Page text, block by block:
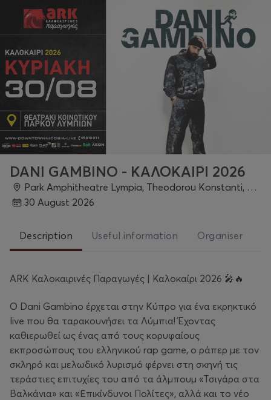
DANI GAMBINO - ΚΑΛΟΚΑΙΡΙ 2026
Park Amphitheatre Lympia, Theodorou Konstanti, Lympia, Nicosia
30 August 2026
Description Useful information Organiser
ARK Καλοκαιρινές Παραγωγές | Καλοκαίρι 2026 🎤🔥
O Dani Gambino έρχεται στην Κύπρο για ένα εκρηκτικό
live που θα ταρακουνήσει τα Λύμπια! Έχοντας
καθιερωθεί ως ένας από τους κορυφαίους
εκπροσώπους του ελληνικού rap game, ο ράπερ με τον
σκληρό και μελωδικό λυρισμό φέρνει στη σκηνή τις
τεράστιες επιτυχίες του από τα άλμπουμ «Τσιγάρα στα
Βαλκάνια» και «Επικίνδυνοι Πολίτες», αλλά και το νέο